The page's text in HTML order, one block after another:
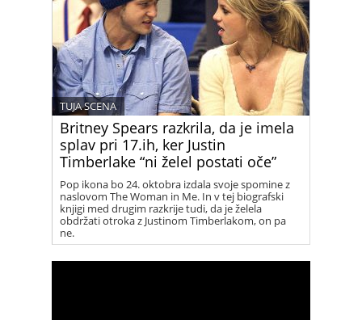
Britney Spears razkrila, da je imela
splav pri 17.ih, ker Justin
Timberlake “ni želel postati oče”
TUJA SCENA
Pop ikona bo 24. oktobra izdala svoje spomine z
naslovom The Woman in Me. In v tej biografski
knjigi med drugim razkrije tudi, da je želela
obdržati otroka z Justinom Timberlakom, on pa
ne.